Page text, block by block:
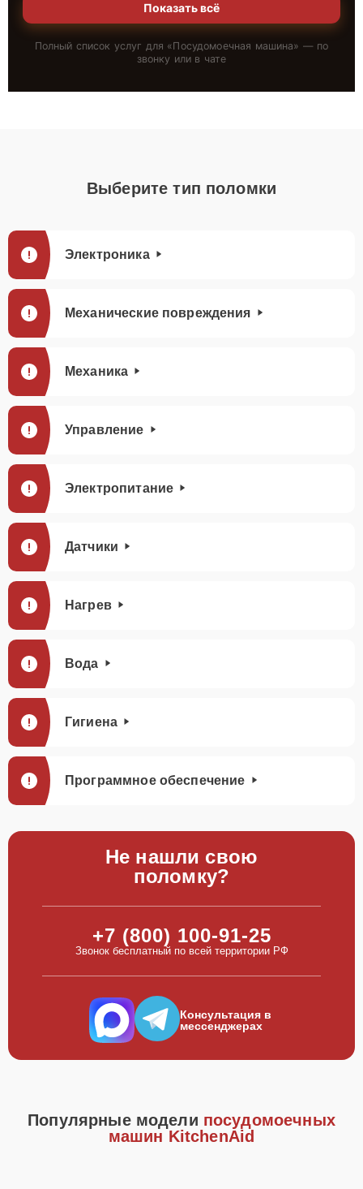
Показать всё
Полный список услуг для «Посудомоечная машина» — по
звонку или в чате
Выберите тип поломки
Электроника
Механические повреждения
Механика
Управление
Электропитание
Датчики
Нагрев
Вода
Гигиена
Программное обеспечение
Не нашли свою
поломку?
+7 (800) 100-91-25
Звонок бесплатный по всей территории РФ
Консультация в
мессенджерах
Популярные модели посудомоечных
машин KitchenAid